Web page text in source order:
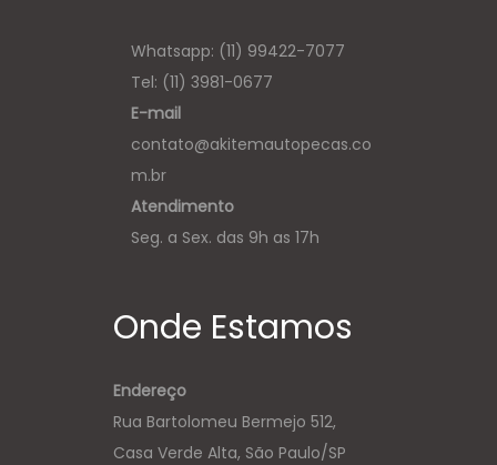
Whatsapp: (11) 99422-7077
Tel: (11) 3981-0677
E-mail
contato@akitemautopecas.co
m.br
Atendimento
Seg. a Sex. das 9h as 17h
Onde Estamos
Endereço
Rua Bartolomeu Bermejo 512,
Casa Verde Alta, São Paulo/SP